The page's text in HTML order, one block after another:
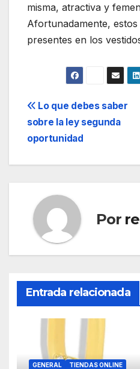
misma, atractiva y
Afortunadamente,
presentes en los
Navegación
de
entradas
Lo que debes saber
sobre la ley segunda
oportunidad
Por
Entrada relacionada
GENERAL TIENDAS ONLINE